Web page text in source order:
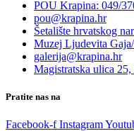
POU Krapina: 049/
pou@krapina.hr
Šetalište hrvatskog
Muzej Ljudevita
galerija@krapina.hr
Magistratska ulica
Pratite nas na
Facebook-f Instagram